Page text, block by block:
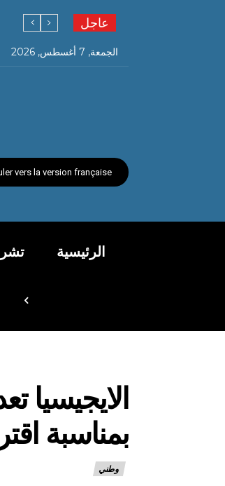
عاجل
الجمعة, 7 أغسطس, 2026
vers la version française
الرئيسية
الايجيسيا
بمناسبة
وطني